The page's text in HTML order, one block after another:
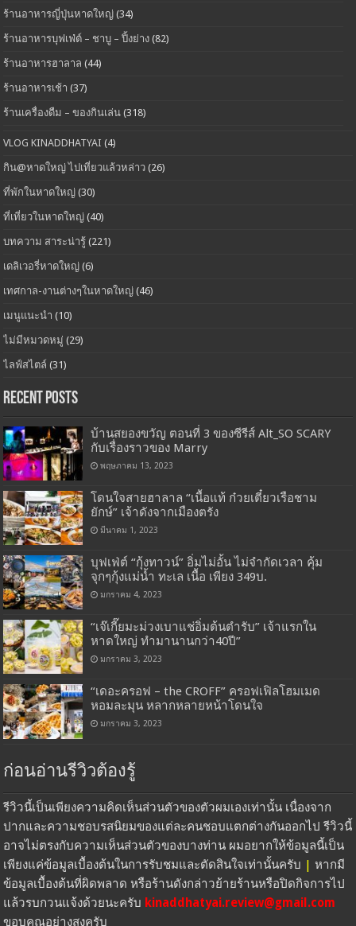
ร้านอาหารญี่ปุ่นหาดใหญ่ (34)
ร้านอาหารบุฟเฟ่ต์ – ชาบู – ปิ้งย่าง (82)
ร้านอาหารฮาลาล (44)
ร้านอาหารเช้า (37)
ร้านเครื่องดืม – ของกินเล่น (318)
VLOG KINADDHATYAI (4)
กิน@หาดใหญ่ ไปเที่ยวแล้วหล่าว (26)
ที่พักในหาดใหญ่ (30)
ที่เที่ยวในหาดใหญ่ (40)
บทความ สาระน่ารู้ (221)
เดลิเวอรี่หาดใหญ่ (6)
เทศกาล-งานต่างๆในหาดใหญ่ (46)
เมนูแนะนำ (10)
ไม่มีหมวดหมู่ (29)
ไลฟ์สไตล์ (31)
Recent Posts
บ้านสยองขวัญ ตอนที่ 3 ของซีรีส์ Alt_SO SCARY
กับเรื่องราวของ Marry
พฤษภาคม 13, 2023
โดนใจสายฮาลาล “เนื้อแท้ ก๋วยเตี๋ยวเรือชาม
ยักษ์” เจ้าดังจากเมืองตรัง
มีนาคม 1, 2023
บุฟเฟ่ต์ “กุ้งทาวน์” อิ่มไม่อั้น ไม่จำกัดเวลา คุ้ม
จุกๆกุ้งแม่น้ำ ทะเล เนื้อ เพียง 349บ.
มกราคม 4, 2023
“เจ๊เกี๊ยมะม่วงเบาแช่อิ่มต้นตำรับ” เจ้าแรกใน
หาดใหญ่ ทำมานานกว่า40ปี”
มกราคม 3, 2023
“เดอะครอฟ – the CROFF” ครอฟเฟิลโฮมเมด
หอมละมุน หลากหลายหน้าโดนใจ
มกราคม 3, 2023
ก่อนอ่านรีวิวต้องรู้
รีวิวนี้เป็นเพียงความคิดเห็นส่วนตัวของตัวผมเองเท่านั้น เนื่องจาก
ปากและความชอบรสนิยมของแต่ละคนชอบแตกต่างกันออกไป รีวิวนี้
อาจไม่ตรงกับความเห็นส่วนตัวของบางท่าน ผมอยากให้ข้อมูลนี้เป็น
เพียงแค่ข้อมูลเบื้องต้นในการรับชมและตัดสินใจเท่านั้นครับ | หากมี
ข้อมูลเบื้องต้นที่ผิดพลาด หรือร้านดังกล่าวย้ายร้านหรือปิดกิจการไป
แล้วรบกวนแจ้งด้วยนะครับ kinaddhatyai.review@gmail.com
ขอบคุณอย่างสูงครับ